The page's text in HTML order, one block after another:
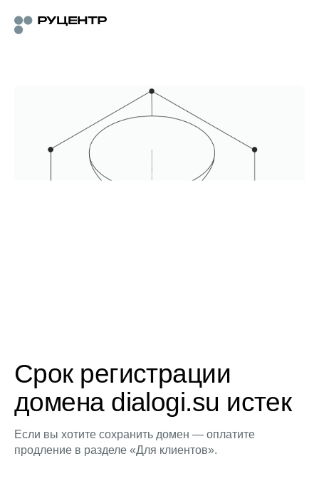
Срок регистрации
домена dialogi.su истек
Если вы хотите сохранить домен — оплатите
продление в разделе «Для клиентов».